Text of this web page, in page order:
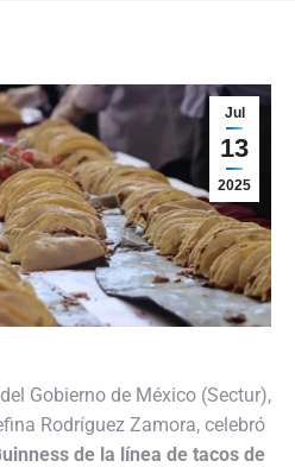
Jul
13
2025
Gobierno de México (Sectur),
Rodríguez Zamora, celebró
de la línea de tacos de